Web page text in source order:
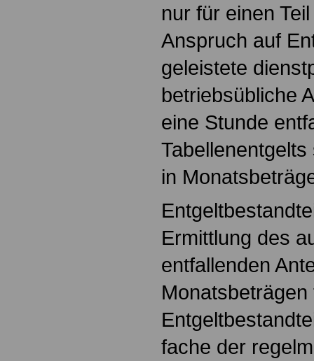
nur für einen
Anspruch auf
geleistete
betriebsübliche
eine Stunde
in
Ermittlung des
entfallenden
fache der